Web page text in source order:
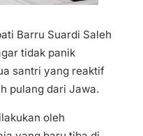
Barru Suardi Saleh
tidak panik
santri yang reaktif
pulang dari Jawa.
oleh